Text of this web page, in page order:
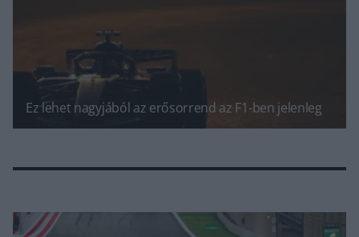
Ez lehet nagyjából az erősorrend az F1-ben jelenleg